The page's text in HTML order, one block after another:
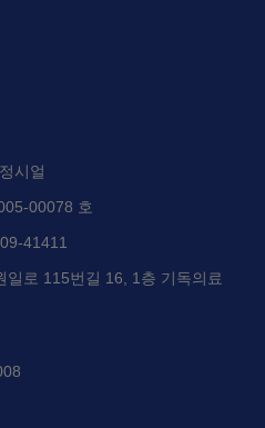
시얼
00078 호
41411
일로 115번길 16, 1층 기독의료